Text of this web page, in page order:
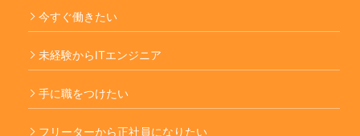
今すぐ働きたい
未経験からITエンジニア
手に職をつけたい
フリーターから正社員になりたい